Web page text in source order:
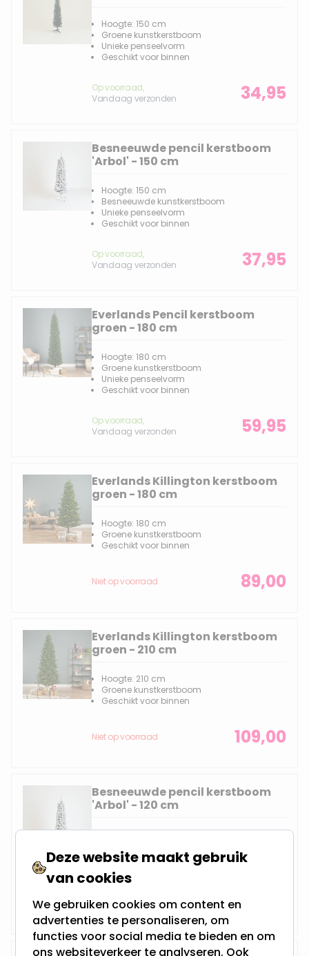
Hoogte: 150 cm
Groene kunstkerstboom
Unieke penseelvorm
Geschikt voor binnen
Op voorraad,
Vandaag verzonden
34,95
Besneeuwde pencil kerstboom
'Arbol' - 150 cm
Hoogte: 150 cm
Besneeuwde kunstkerstboom
Unieke penseelvorm
Geschikt voor binnen
Op voorraad,
Vandaag verzonden
37,95
Everlands Pencil kerstboom
groen - 180 cm
Hoogte: 180 cm
Groene kunstkerstboom
Unieke penseelvorm
Geschikt voor binnen
Op voorraad,
Vandaag verzonden
59,95
Everlands Killington kerstboom
groen - 180 cm
Hoogte: 180 cm
Groene kunstkerstboom
Geschikt voor binnen
Niet op voorraad 89,00
Everlands Killington kerstboom
groen - 210 cm
Hoogte: 210 cm
Groene kunstkerstboom
Geschikt voor binnen
Niet op voorraad 109,00
Besneeuwde pencil kerstboom
'Arbol' - 120 cm
Hoogte: 120 cm
Unieke penseelvorm
Niet op voorraad
Deze website maakt gebruik
van cookies
We gebruiken cookies om content en
advertenties te personaliseren, om
functies voor social media te bieden en om
ons websiteverkeer te analyseren. Ook